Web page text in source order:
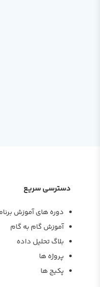
دسترسی سریع
دوره های آموزش
آموزش گام به گام
بلاگ تحلیل داده
پروژه ها
پکیج ها